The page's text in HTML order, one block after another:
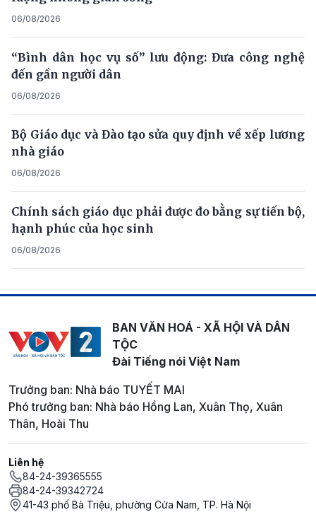
06/08/2026
“Bình dân học vụ số” lưu động: Đưa công nghệ
đến gần người dân
06/08/2026
Bộ Giáo dục và Đào tạo sửa quy định về xếp lương
nhà giáo
06/08/2026
Chính sách giáo dục phải được đo bằng sự tiến bộ,
hạnh phúc của học sinh
06/08/2026
BAN VĂN HOÁ - XÃ HỘI VÀ DÂN
TỘC
Đài Tiếng nói Việt Nam
Trưởng ban: Nhà báo TUYẾT MAI
Phó trưởng ban: Nhà báo Hồng Lan, Xuân Thọ, Xuân
Thân, Hoài Thu
Liên hệ
84-24-39365555
84-24-39342724
41-43 phố Bà Triệu, phường Cửa Nam, TP. Hà Nội